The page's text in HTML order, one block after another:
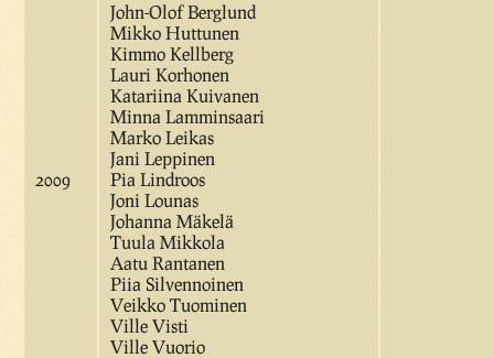
2009
John-Olof Berglund
Mikko Huttunen
Kimmo Kellberg
Lauri Korhonen
Katariina Kuivanen
Minna Lamminsaari
Marko Leikas
Jani Leppinen
Pia Lindroos
Joni Lounas
Johanna Mäkelä
Tuula Mikkola
Aatu Rantanen
Piia Silvennoinen
Veikko Tuominen
Ville Visti
Ville Vuorio